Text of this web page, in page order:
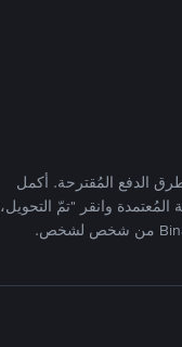
الدفع المُقترحة. أكمل
المُعتمدة وانقر "تمّ التحويل،